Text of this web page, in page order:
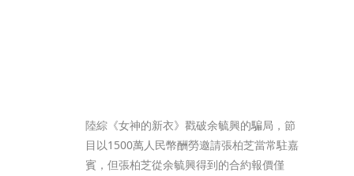
陸綜《女神的新衣》戳破余毓興的騙局，節
目以1500萬人民幣酬勞邀請張柏芝當常駐嘉
賓，但張柏芝從余毓興得到的合約報價僅